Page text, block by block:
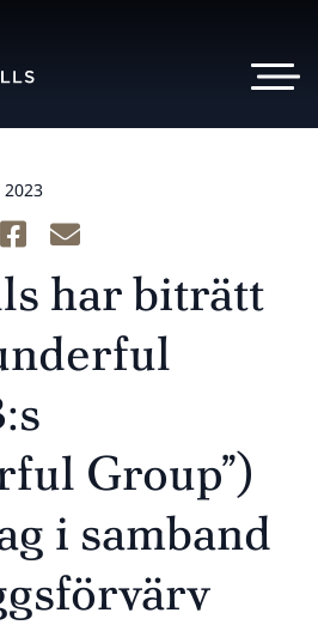
2023
har biträtt
Group”)
i samband